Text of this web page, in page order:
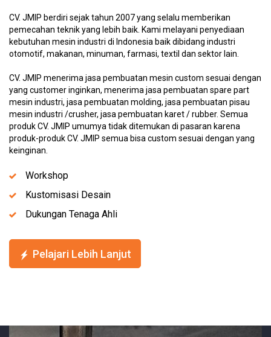
CV. JMIP berdiri sejak tahun 2007 yang selalu memberikan
pemecahan teknik yang lebih baik. Kami melayani penyediaan
kebutuhan mesin industri di Indonesia baik dibidang industri
otomotif, makanan, minuman, farmasi, textil dan sektor lain.
CV. JMIP menerima jasa pembuatan mesin custom sesuai dengan
yang customer inginkan, menerima jasa pembuatan spare part
mesin industri, jasa pembuatan molding, jasa pembuatan pisau
mesin industri /crusher, jasa pembuatan karet / rubber. Semua
produk CV. JMIP umumya tidak ditemukan di pasaran karena
produk-produk CV. JMIP semua bisa custom sesuai dengan yang
keinginan.
Workshop
Kustomisasi Desain
Dukungan Tenaga Ahli
Pelajari Lebih Lanjut